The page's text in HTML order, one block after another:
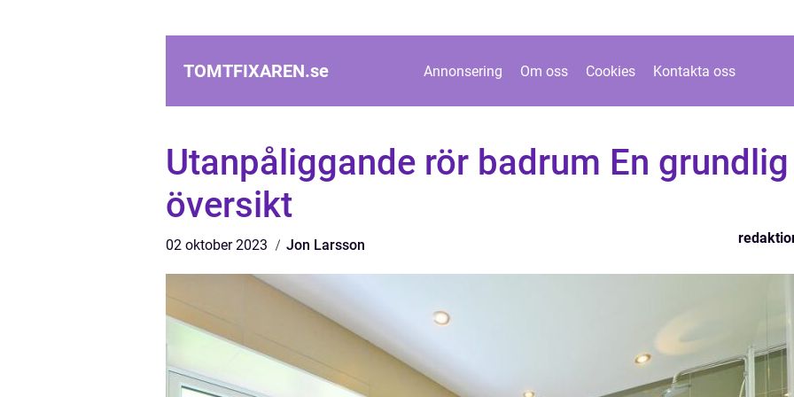
TOMTFIXAREN.se Annonsering Om oss Cookies Kontakta oss
Utanpåliggande rör badrum En grundlig
översikt
02 oktober 2023 Jon Larsson